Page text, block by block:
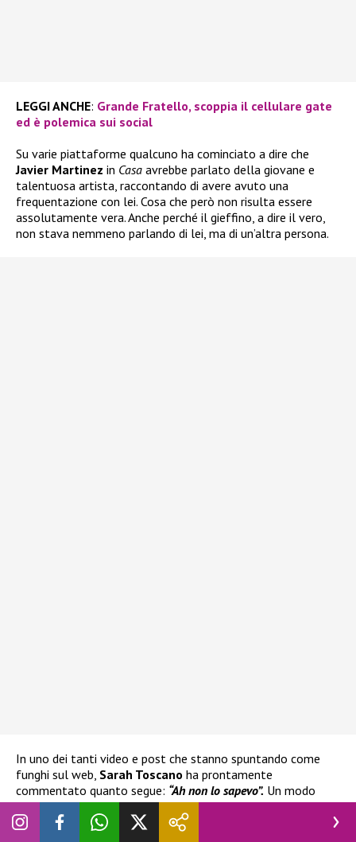
LEGGI ANCHE: Grande Fratello, scoppia il cellulare gate
ed è polemica sui social
Su varie piattaforme qualcuno ha cominciato a dire che
Javier Martinez in Casa avrebbe parlato della giovane e
talentuosa artista, raccontando di avere avuto una
frequentazione con lei. Cosa che però non risulta essere
assolutamente vera. Anche perché il gieffino, a dire il vero,
non stava nemmeno parlando di lei, ma di un’altra persona.
In uno dei tanti video e post che stanno spuntando come
funghi sul web, Sarah Toscano ha prontamente
commentato quanto segue: “Ah non lo sapevo”. Un modo
come un altro quindi per smentire quanto si sta dicendo sul
suo conto.